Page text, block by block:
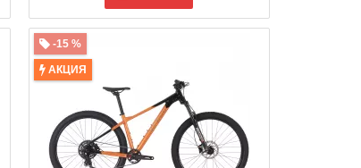
-15 %
АКЦИЯ